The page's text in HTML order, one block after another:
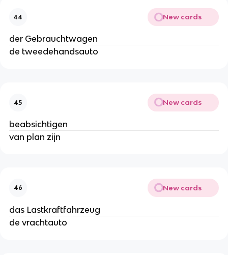
44 New cards
der Gebrauchtwagen
de tweedehandsauto
45 New cards
beabsichtigen
van plan zijn
46 New cards
das Lastkraftfahrzeug
de vrachtauto